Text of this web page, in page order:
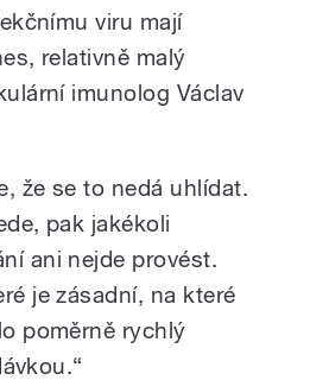
viru mají
relativně malý
imunolog Václav
že se to nedá uhlídat.
pak jakékoli
ani nejde provést.
je zásadní, na které
poměrně rychlý